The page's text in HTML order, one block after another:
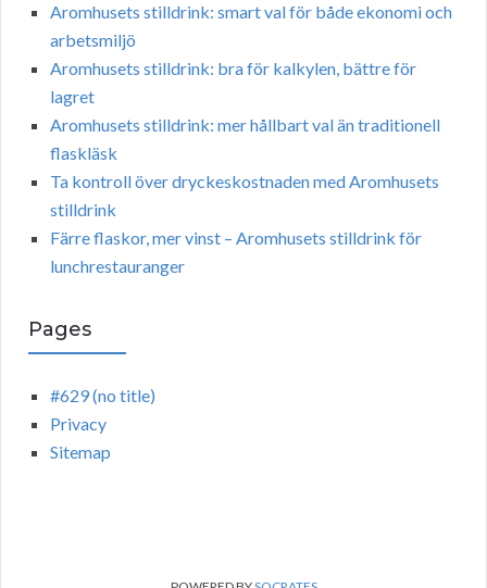
Aromhusets stilldrink: smart val för både ekonomi och
arbetsmiljö
Aromhusets stilldrink: bra för kalkylen, bättre för
lagret
Aromhusets stilldrink: mer hållbart val än traditionell
flaskläsk
Ta kontroll över dryckeskostnaden med Aromhusets
stilldrink
Färre flaskor, mer vinst – Aromhusets stilldrink för
lunchrestauranger
Pages
#629 (no title)
Privacy
Sitemap